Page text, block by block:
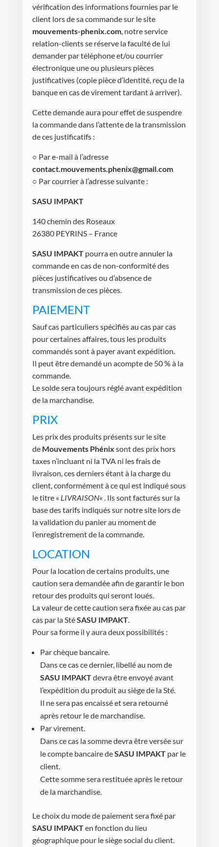
vérification des informations fournies par le
client lors de sa commande sur le site
mouvements-phenix.com, notre service
relation-clients se réserve la faculté de lui
demander par téléphone et/ou courrier
électronique une ou plusieurs pièces
justificatives (copie pièce d’identité, reçu de la
banque en cas de virement tardant à arriver).
Cette demande aura pour effet de suspendre
la commande dans l’attente de la transmission
de ces justificatifs :
○ Par e-mail à l’adresse
contact.mouvements.phenix@gmail.com
○ Par courrier à l’adresse suivante :
SASU IMPAKT
140 chemin des Roseaux
26380 PEYRINS – France
SASU IMPAKTpourra en outre annuler la
commande en cas de non-conformité des
pièces justificatives ou d’absence de
transmission de ces pièces.
PAIEMENT
Sauf cas particuliers spécifiés au cas par cas
pour certaines affaires, tous les produits
commandés sont à payer avant expédition.
Il peut être demandé un acompte de 50 % à la
commande.
Le solde sera toujours réglé avant expédition
de la marchandise.
PRIX
Les prix des produits présents sur le site
de Mouvements Phénix sont des prix hors
taxes n’incluant ni la TVA ni les frais de
livraison, ces derniers étant à la charge du
client, conformément à ce qui est indiqué sous
le titre « LIVRAISON« . Ils sont facturés sur la
base des tarifs indiqués sur notre site lors de
la validation du panier au moment de
l’enregistrement de la commande.
LOCATION
Pour la location de certains produits, une
caution sera demandée afin de garantir le bon
retour des produits qui seront loués.
La valeur de cette caution sera fixée au cas par
cas par la StéSASU IMPAKT.
Pour sa forme il y aura deux possibilités :
Par chèque bancaire.
Dans ce cas ce dernier, libellé au nom de
SASU IMPAKTdevra être envoyé avant
l’expédition du produit au siège de la Sté.
Il ne sera pas encaissé et sera retourné
après retour le de marchandise.
Par virement.
Dans ce cas la somme devra être versée sur
le compte bancaire deSASU IMPAKTpar le
client.
Cette somme sera restituée après le retour
de la marchandise.
Le choix du mode de paiement sera fixé par
SASU IMPAKTen fonction du lieu
géographique pour le siège social du client.